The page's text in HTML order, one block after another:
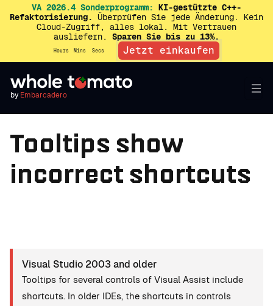
VA 2026.4 Sonderprogramm: KI-gestützte C++-
Refaktorisierung. Überprüfen Sie jede Änderung. Kein
Cloud-Zugriff, alles lokal. Mit Vertrauen
ausliefern. Sparen Sie bis zu 13%.
Hours Mins Secs Jetzt einkaufen
by Embarcadero
Tooltips show
incorrect shortcuts
Visual Studio 2003 and older
Tooltips for several controls of Visual Assist include
shortcuts. In older IDEs, the shortcuts in controls